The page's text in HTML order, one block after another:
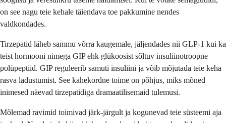
on see nagu teie kehale täiendava toe pakkumine nendes
valdkondades.
Tirzepatid läheb sammu võrra kaugemale, jäljendades nii GLP-1 kui ka
teist hormooni nimega GIP ehk glükoosist sõltuv insuliinotroopne
polüpeptiid. GIP reguleerib samuti insuliini ja võib mõjutada teie keha
rasva ladustumist. See kahekordne toime on põhjus, miks mõned
inimesed näevad tirzepatidiga dramaatilisemaid tulemusi.
Mõlemad ravimid toimivad järk-järgult ja kogunevad teie süsteemi aja